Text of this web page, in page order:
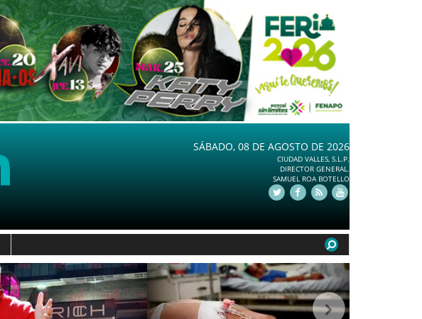
SÁBADO, 08 DE AGOSTO DE 2026
CIUDAD VALLES, S.L.P.
DIRECTOR GENERAL.
SAMUEL ROA BOTELLO